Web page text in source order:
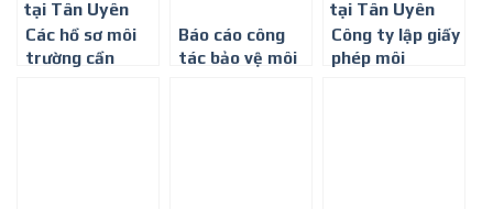
Các hồ sơ môi
trường cần
Báo cáo công
tác bảo vệ môi
Công ty lập giấy
phép môi